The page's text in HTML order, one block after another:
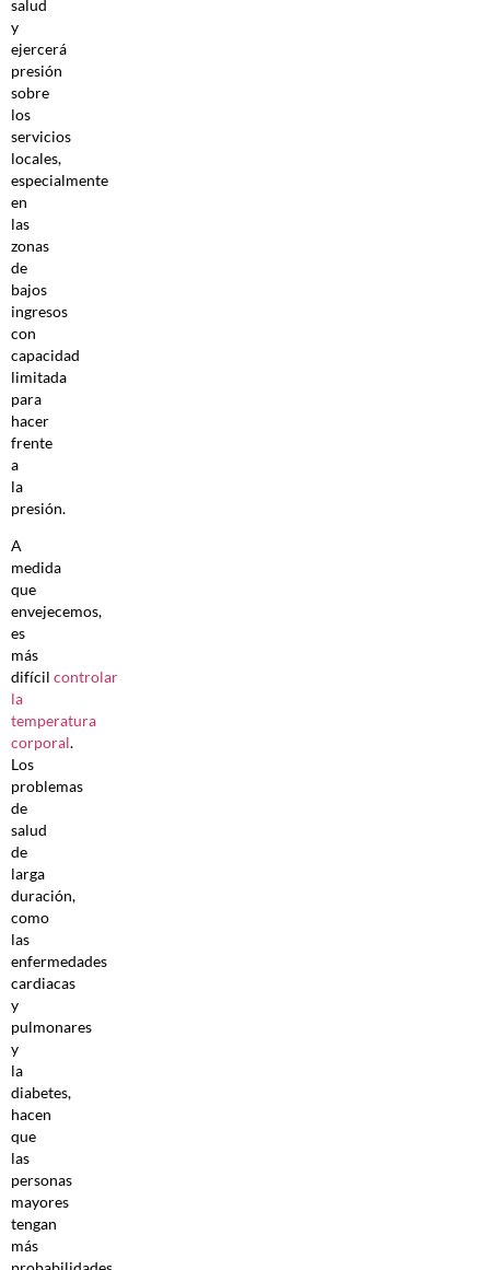
salud
y
ejercerá
presión
sobre
los
servicios
locales,
especialmente
en
las
zonas
de
bajos
ingresos
con
capacidad
limitada
para
hacer
frente
a
la
presión.
A
medida
que
envejecemos,
es
más
difícil controlar
la
temperatura
corporal.
Los
problemas
de
salud
de
larga
duración,
como
las
enfermedades
cardiacas
y
pulmonares
y
la
diabetes,
hacen
que
las
personas
mayores
tengan
más